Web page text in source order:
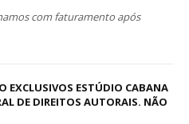
com faturamento após
EXCLUSIVOS ESTÚDIO CABANA
DE DIREITOS AUTORAIS. NÃO